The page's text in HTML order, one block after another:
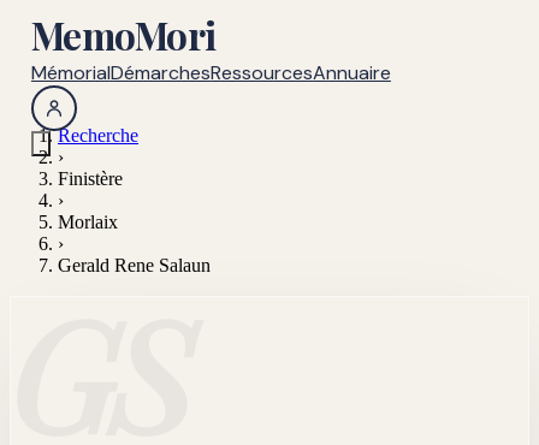
MemoMori
MémorialDémarchesRessourcesAnnuaire
Recherche
›
Finistère
›
Morlaix
›
Gerald Rene Salaun